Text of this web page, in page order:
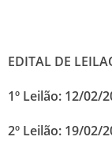
EDITAL DE
1º Leilão: 12/02/
2º Leilão: 19/02/